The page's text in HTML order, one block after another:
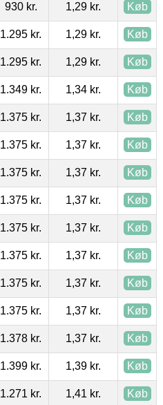
930 kr. 1,29 kr. Køb
1.295 kr. 1,29 kr. Køb
1.295 kr. 1,29 kr. Køb
1.349 kr. 1,34 kr. Køb
1.375 kr. 1,37 kr. Køb
1.375 kr. 1,37 kr. Køb
1.375 kr. 1,37 kr. Køb
1.375 kr. 1,37 kr. Køb
1.375 kr. 1,37 kr. Køb
1.375 kr. 1,37 kr. Køb
1.375 kr. 1,37 kr. Køb
1.375 kr. 1,37 kr. Køb
1.378 kr. 1,37 kr. Køb
1.399 kr. 1,39 kr. Køb
1.271 kr. 1,41 kr. Køb